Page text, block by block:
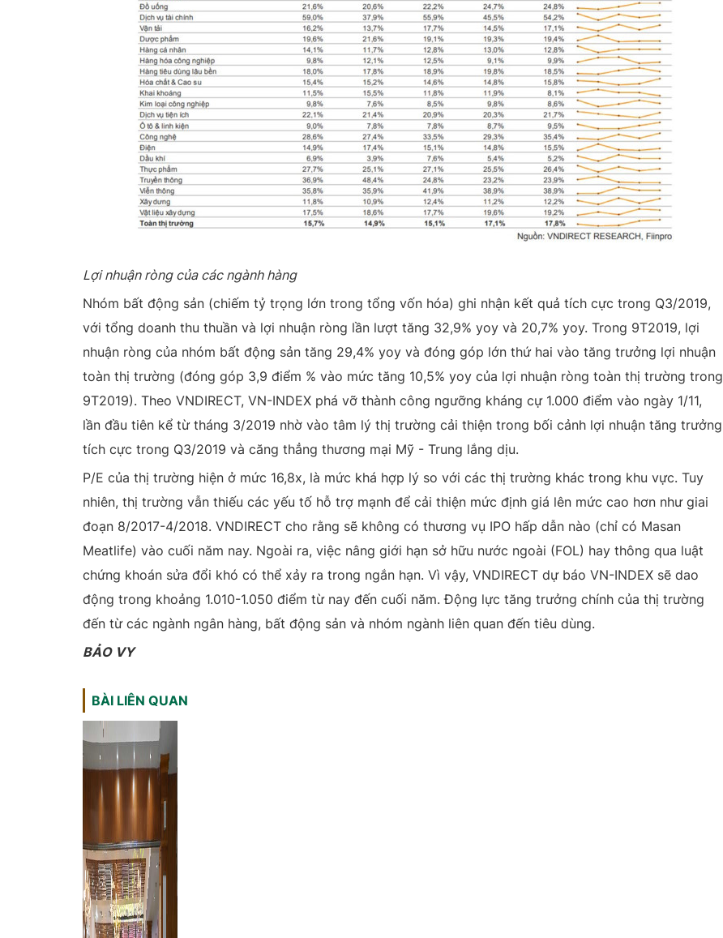
Lợi nhuận ròng của các ngành hàng
Nhóm bất động sản (chiếm tỷ trọng lớn trong tổng vốn hóa) ghi nhận kết quả tích cực trong Q3/2019,
với tổng doanh thu thuần và lợi nhuận ròng lần lượt tăng 32,9% yoy và 20,7% yoy. Trong 9T2019, lợi
nhuận ròng của nhóm bất động sản tăng 29,4% yoy và đóng góp lớn thứ hai vào tăng trưởng lợi nhuận
toàn thị trường (đóng góp 3,9 điểm % vào mức tăng 10,5% yoy của lợi nhuận ròng toàn thị trường trong
9T2019). Theo VNDIRECT, VN-INDEX phá vỡ thành công ngưỡng kháng cự 1.000 điểm vào ngày 1/11,
lần đầu tiên kể từ tháng 3/2019 nhờ vào tâm lý thị trường cải thiện trong bối cảnh lợi nhuận tăng trưởng
tích cực trong Q3/2019 và căng thẳng thương mại Mỹ - Trung lắng dịu.
P/E của thị trường hiện ở mức 16,8x, là mức khá hợp lý so với các thị trường khác trong khu vực. Tuy
nhiên, thị trường vẫn thiếu các yếu tố hỗ trợ mạnh để cải thiện mức định giá lên mức cao hơn như giai
đoạn 8/2017-4/2018. VNDIRECT cho rằng sẽ không có thương vụ IPO hấp dẫn nào (chỉ có Masan
Meatlife) vào cuối năm nay. Ngoài ra, việc nâng giới hạn sở hữu nước ngoài (FOL) hay thông qua luật
chứng khoán sửa đổi khó có thể xảy ra trong ngắn hạn. Vì vậy, VNDIRECT dự báo VN-INDEX sẽ dao
động trong khoảng 1.010-1.050 điểm từ nay đến cuối năm. Động lực tăng trưởng chính của thị trường
đến từ các ngành ngân hàng, bất động sản và nhóm ngành liên quan đến tiêu dùng.
BẢO VY
BÀI LIÊN QUAN